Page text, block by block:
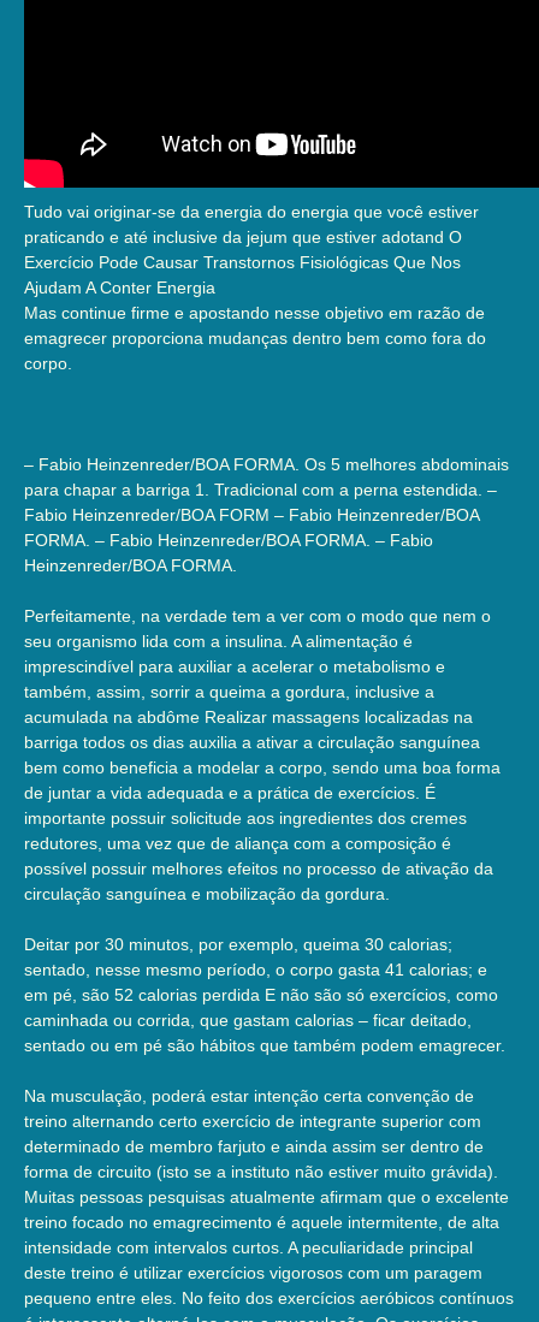
Tudo vai originar-se da energia do energia que você estiver
praticando e até inclusive da jejum que estiver adotand O
Exercício Pode Causar Transtornos Fisiológicas Que Nos
Ajudam A Conter Energia
Mas continue firme e apostando nesse objetivo em razão de
emagrecer proporciona mudanças dentro bem como fora do
corpo.
– Fabio Heinzenreder/BOA FORMA. Os 5 melhores abdominais
para chapar a barriga 1. Tradicional com a perna estendida. –
Fabio Heinzenreder/BOA FORM – Fabio Heinzenreder/BOA
FORMA. – Fabio Heinzenreder/BOA FORMA. – Fabio
Heinzenreder/BOA FORMA.
Perfeitamente, na verdade tem a ver com o modo que nem o
seu organismo lida com a insulina. A alimentação é
imprescindível para auxiliar a acelerar o metabolismo e
também, assim, sorrir a queima a gordura, inclusive a
acumulada na abdôme Realizar massagens localizadas na
barriga todos os dias auxilia a ativar a circulação sanguínea
bem como beneficia a modelar a corpo, sendo uma boa forma
de juntar a vida adequada e a prática de exercícios. É
importante possuir solicitude aos ingredientes dos cremes
redutores, uma vez que de aliança com a composição é
possível possuir melhores efeitos no processo de ativação da
circulação sanguínea e mobilização da gordura.
Deitar por 30 minutos, por exemplo, queima 30 calorias;
sentado, nesse mesmo período, o corpo gasta 41 calorias; e
em pé, são 52 calorias perdida E não são só exercícios, como
caminhada ou corrida, que gastam calorias – ficar deitado,
sentado ou em pé são hábitos que também podem emagrecer.
Na musculação, poderá estar intenção certa convenção de
treino alternando certo exercício de integrante superior com
determinado de membro farjuto e ainda assim ser dentro de
forma de circuito (isto se a instituto não estiver muito grávida).
Muitas pessoas pesquisas atualmente afirmam que o excelente
treino focado no emagrecimento é aquele intermitente, de alta
intensidade com intervalos curtos. A peculiaridade principal
deste treino é utilizar exercícios vigorosos com um paragem
pequeno entre eles. No feito dos exercícios aeróbicos contínuos